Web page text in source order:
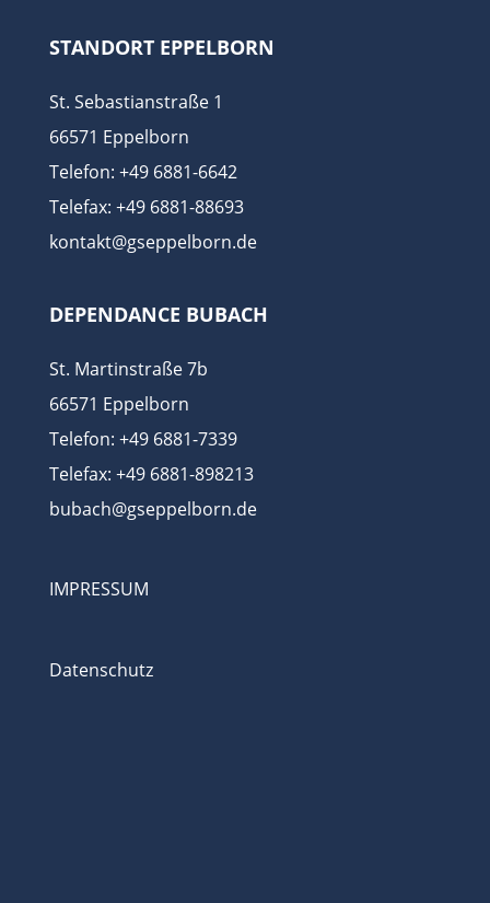
STANDORT EPPELBORN
St. Sebastianstraße 1
66571 Eppelborn
Telefon: +49 6881-6642
Telefax: +49 6881-88693
kontakt@gseppelborn.de
DEPENDANCE BUBACH
St. Martinstraße 7b
66571 Eppelborn
Telefon: +49 6881-7339
Telefax: +49 6881-898213
bubach@gseppelborn.de
IMPRESSUM
Datenschutz